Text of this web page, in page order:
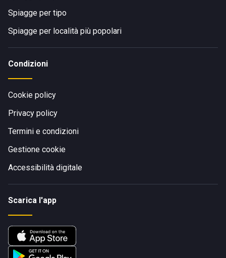
Spiagge per tipo
Spiagge per località più popolari
Condizioni
Cookie policy
Privacy policy
Termini e condizioni
Gestione cookie
Accessibilità digitale
Scarica l'app